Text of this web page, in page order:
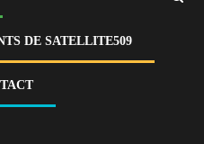
DE SATELLITE509
OCHAN confirme avoir